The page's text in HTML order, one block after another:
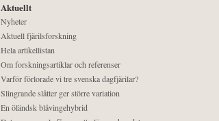
Aktuellt
Nyheter
Aktuell fjärilsforskning
Hela artikellistan
Om forskningsartiklar och referenser
Varför förlorade vi tre svenska dagfjärilar?
Slingrande slåtter ger större variation
En öländsk blåvingehybrid